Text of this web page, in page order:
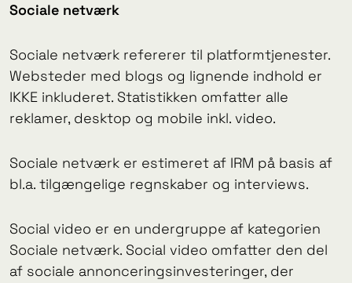
Sociale netværk
Sociale netværk refererer til platformtjenester.
Websteder med blogs og lignende indhold er
IKKE inkluderet. Statistikken omfatter alle
reklamer, desktop og mobile inkl. video.
Sociale netværk er estimeret af IRM på basis af
bl.a. tilgængelige regnskaber og interviews.
Social video er en undergruppe af kategorien
Sociale netværk. Social video omfatter den del
af sociale annonceringsinvesteringer, der